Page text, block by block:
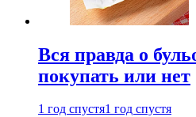
Вся правда о
покупать или нет
1 год спустя1 год спустя